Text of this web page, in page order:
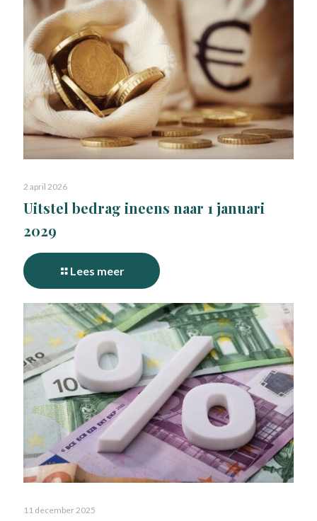
2 april 2026
Uitstel bedrag ineens naar 1 januari
2029
Lees meer
11 december 2025